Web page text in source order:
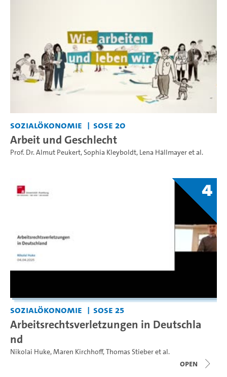
Sozialökonomie SoSe 20
Arbeit und Geschlecht
Prof. Dr. Almut Peukert,Sophia Kleyboldt, Lena Hällmayeret al.
4
Sozialökonomie SoSe 25
Arbeitsrechtsverletzungen in Deutschla
nd
Nikolai Huke,Maren Kirchhoff,Thomas Stieberet al.
open